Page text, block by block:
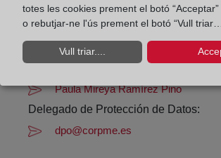
(988) 33 01 63
Paula Mireya Ramírez Pino
Delegado de Protección de Datos:
dpo@corpme.es
totes les cookies prement el botó
o rebutjar-ne l'ús prement el botó “Vull
Vull triar....